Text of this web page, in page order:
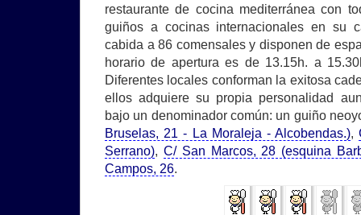
restaurante de cocina mediterránea con
guiños a cocinas internacionales en su
cabida a 86 comensales y disponen de
horario de apertura es de 13.15h. a
Diferentes locales conforman la exitosa
ellos adquiere su propia personalidad
bajo un denominador común: un guiño
Bruselas, 21 - La Moraleja - Alcobendas.),
Serrano), C/ San Marcos, 28 (esquina
Campos, 26.